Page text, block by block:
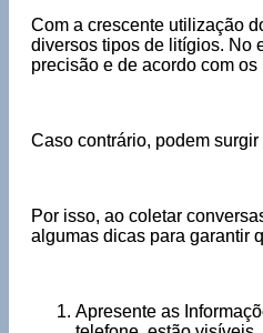
Com a crescente utilização
diversos tipos de litígios. No
precisão e de acordo com
Caso contrário, podem
Por isso, ao coletar
algumas dicas para garantir
Apresente as